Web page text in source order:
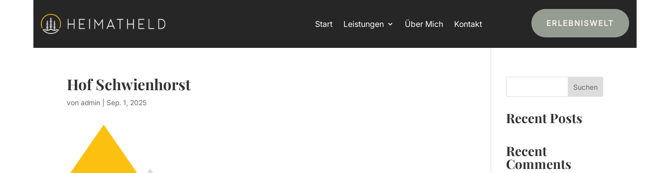
Start Leistungen Über Mich Kontakt ERLEBNISWELT
Hof Schwienhorst
vonadmin |Sep. 1, 2025
Suchen
Recent Posts
Recent
Comments